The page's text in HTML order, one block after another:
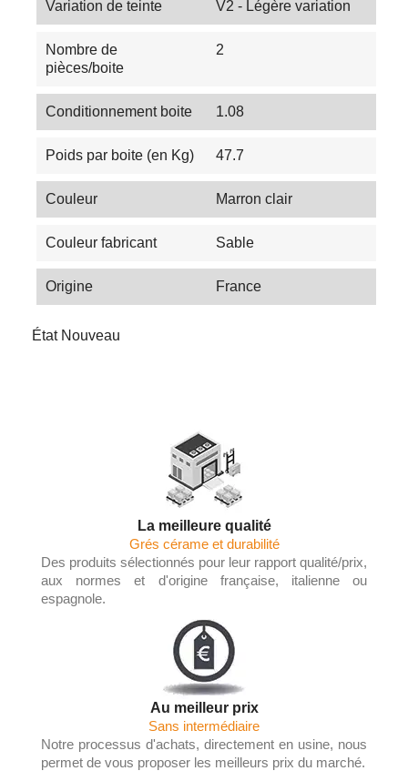
Variation de teinte V2 - Légère variation
Nombre de
pièces/boite
2
Conditionnement boite 1.08
Poids par boite (en Kg) 47.7
Couleur Marron clair
Couleur fabricant Sable
Origine France
État Nouveau
La meilleure qualité
Grés cérame et durabilité
Des produits sélectionnés pour leur rapport qualité/prix,
aux normes et d'origine française, italienne ou
espagnole.
Au meilleur prix
Sans intermédiaire
Notre processus d'achats, directement en usine, nous
permet de vous proposer les meilleurs prix du marché.